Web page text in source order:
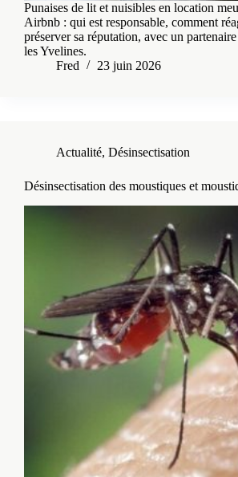
Punaises de lit et nuisibles en location
Airbnb : qui est responsable, comment
préserver sa réputation, avec un
les Yvelines.
Fred
23 juin 2026
Actualité, Désinsectisation
Désinsectisation des moustiques et